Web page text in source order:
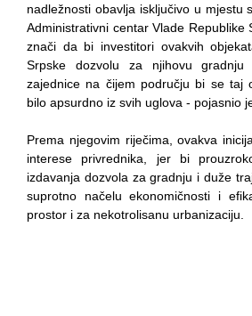
nadležnosti obavlja isključivo u mjestu
Administrativni centar Vlade Republike
znači da bi investitori ovakvih
Srpske dozvolu za njihovu gradnju
zajednice na čijem području bi se taj
bilo apsurdno iz svih uglova - pojasnio
Prema njegovim riječima, ovakva
interese privrednika, jer bi
izdavanja dozvola za gradnju i duže
suprotno načelu ekonomičnosti i
prostor i za nekotrolisanu urbanizaciju.